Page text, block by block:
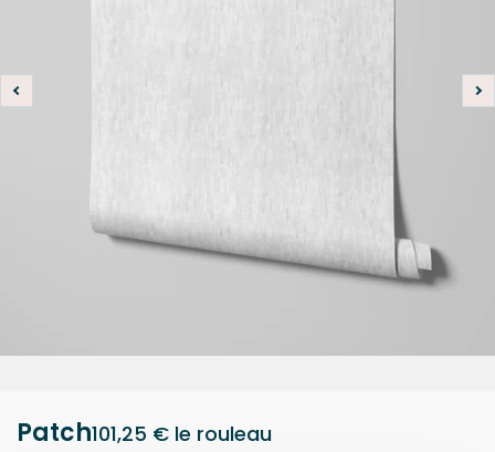
Patch101,25 € le rouleau